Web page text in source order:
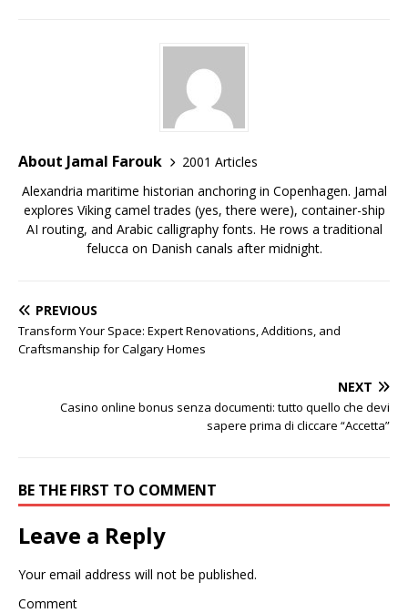
About Jamal Farouk
2001 Articles
Alexandria maritime historian anchoring in Copenhagen. Jamal
explores Viking camel trades (yes, there were), container-ship
AI routing, and Arabic calligraphy fonts. He rows a traditional
felucca on Danish canals after midnight.
PREVIOUS
Transform Your Space: Expert Renovations, Additions, and
Craftsmanship for Calgary Homes
NEXT
Casino online bonus senza documenti: tutto quello che devi
sapere prima di cliccare “Accetta”
BE THE FIRST TO COMMENT
Leave a Reply
Your email address will not be published.
Comment